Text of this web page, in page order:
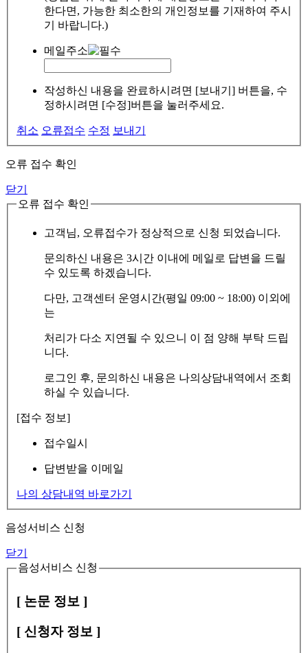
한다면, 가능한 최소한의 개인정보를 기재하여 주시
기 바랍니다.)
메일주소
작성하신 내용을 완료하시려면 [보내기] 버튼을, 수
정하시려면 [수정]버튼을 눌러주세요.
취소 오류접수 수정 보내기
오류 접수 확인
닫기
오류 접수 확인
고객님, 오류접수가 정상적으로 신청 되었습니다.
문의하신 내용은 3시간 이내에 메일로 답변을 드릴
수 있도록 하겠습니다.
다만, 고객센터 운영시간(평일 09:00 ~ 18:00) 이외에
는
처리가 다소 지연될 수 있으니 이 점 양해 부탁 드립
니다.
로그인 후, 문의하신 내용은 나의상담내역에서 조회
하실 수 있습니다.
[접수 정보]
접수일시
답변받을 이메일
나의 상담내역 바로가기
음성서비스 신청
닫기
음성서비스 신청
[ 논문 정보 ]
[ 신청자 정보 ]